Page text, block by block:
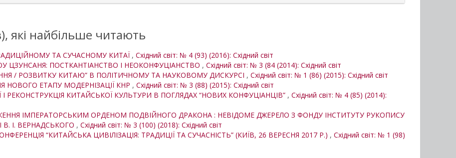
які найбільше читають
ТА СУЧАСНОМУ КИТАЇ , Східний світ: № 4 (93) (2016): Східний світ
ЦЗУНСАНЯ: ПОСТКАНТІАНСТВО І НЕОКОНФУЦІАНСТВО , Східний світ: № 3 (84 (2014): Східний світ
/ РОЗВИТКУ КИТАЮ” В ПОЛІТИЧНОМУ ТА НАУКОВОМУ ДИСКУРСІ , Східний світ: № 1 (86) (2015): Східний світ
НОВОГО ЕТАПУ МОДЕРНІЗАЦІЇ КНР , Східний світ: № 3 (88) (2015): Східний світ
І РЕКОНСТРУКЦІЯ КИТАЙСЬКОЇ КУЛЬТУРИ В ПОГЛЯДАХ “НОВИХ КОНФУЦІАНЦІВ” , Східний світ: № 4 (85) (2014):
ІМПЕРАТОРСЬКИМ ОРДЕНОМ ПОДВІЙНОГО ДРАКОНА : НЕВІДОМЕ ДЖЕРЕЛО З ФОНДУ ІНСТИТУТУ РУКОПИСУ
В. І. ВЕРНАДСЬКОГО , Східний світ: № 3 (100) (2018): Східний світ
“КИТАЙСЬКА ЦИВІЛІЗАЦІЯ: ТРАДИЦІЇ ТА СУЧАСНІСТЬ” (КИЇВ, 26 ВЕРЕСНЯ 2017 Р.) , Східний світ: № 1 (98)